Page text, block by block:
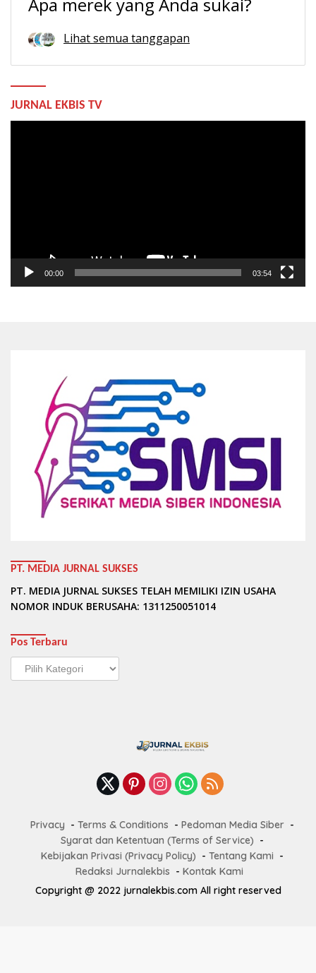
Lihat semua tanggapan
JURNAL EKBIS TV
00:00 03:54
PT. MEDIA JURNAL SUKSES
PT. MEDIA JURNAL SUKSES TELAH MEMILIKI IZIN USAHA
NOMOR INDUK BERUSAHA: 1311250051014
Pos Terbaru
Pos
Terbaru
Privacy Terms & Conditions
Pedoman Media Siber
Syarat dan Ketentuan (Terms of Service)
Kebijakan Privasi (Privacy Policy)
Tentang Kami
Redaksi Jurnalekbis
Kontak Kami
Copyright @ 2022 jurnalekbis.com All right reserved